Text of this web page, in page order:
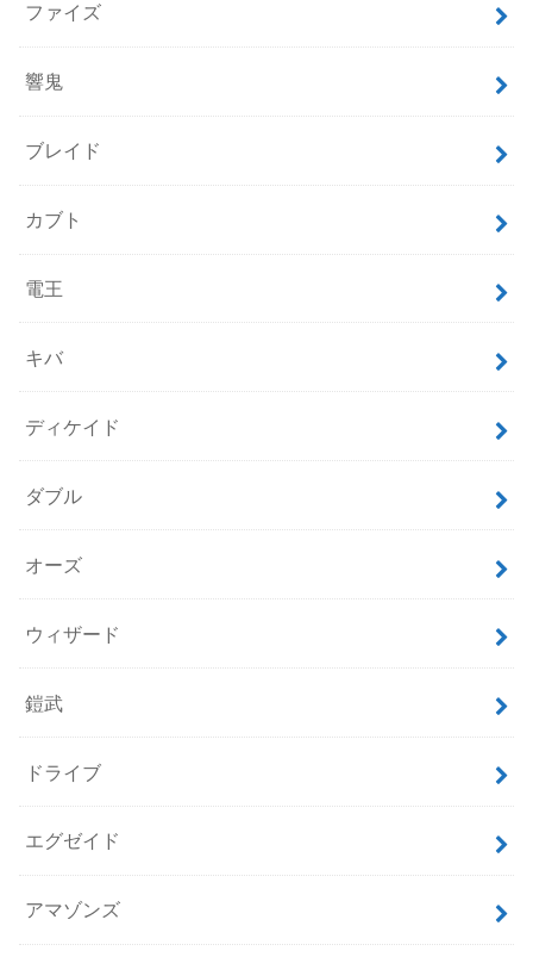
ファイズ
響鬼
ブレイド
カブト
電王
キバ
ディケイド
ダブル
オーズ
ウィザード
鎧武
ドライブ
エグゼイド
アマゾンズ